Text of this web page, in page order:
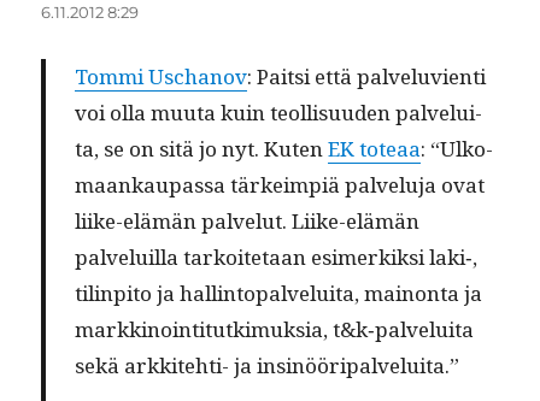
6.11.2012 8:29
Tom­mi Uschanov: Pait­si että palvelu­vi­en­ti
voi olla muu­ta kuin teol­lisu­u­den palvelui­
ta, se on sitä jo nyt. KutenEK toteaa: “Ulko­
maankau­pas­sa tärkeimpiä palvelu­ja ovat
liike-elämän palve­lut. Liike-elämän
palveluil­la tarkoite­taan esimerkik­si laki‑,
tilin­pito ja hallintopalvelui­ta, main­on­ta ja
markki­noin­ti­tutkimuk­sia, t&k‑palveluita
sekä arkkite­hti- ja insinööripalveluita.”